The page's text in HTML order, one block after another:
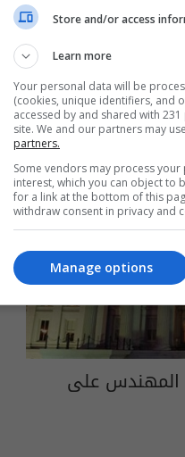
المهندس على
Store and/or access
Learn more
Your personal data will be
(cookies, unique identifiers, and
accessed by and shared with
site. We and our partners may
partners.
Some vendors may process
interest, which you can object to
for a link at the bottom of this
withdraw consent in privacy and
Manage options